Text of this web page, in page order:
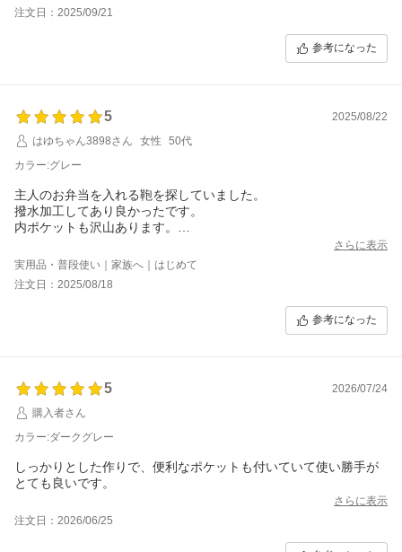
注文日：2025/09/21
参考になった
5
2025/08/22
はゆちゃん3898さん
女性
50代
カラー:グレー
主人のお弁当を入れる鞄を探していました。
撥水加工してあり良かったです。
内ポケットも沢山あります。
さらに表示
実用品・普段使い｜家族へ｜はじめて
注文日：2025/08/18
参考になった
5
2026/07/24
購入者さん
カラー:ダークグレー
しっかりとした作りで、便利なポケットも付いていて使い勝手が
とても良いです。
さらに表示
注文日：2026/06/25